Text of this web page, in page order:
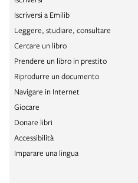
Iscriversi a Emilib
Leggere, studiare, consultare
Cercare un libro
Prendere un libro in prestito
Riprodurre un documento
Navigare in Internet
Giocare
Donare libri
Accessibilità
Imparare una lingua